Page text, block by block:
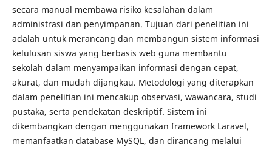
secara manual membawa risiko kesalahan dalam
administrasi dan penyimpanan. Tujuan dari penelitian ini
adalah untuk merancang dan membangun sistem informasi
kelulusan siswa yang berbasis web guna membantu
sekolah dalam menyampaikan informasi dengan cepat,
akurat, dan mudah dijangkau. Metodologi yang diterapkan
dalam penelitian ini mencakup observasi, wawancara, studi
pustaka, serta pendekatan deskriptif. Sistem ini
dikembangkan dengan menggunakan framework Laravel,
memanfaatkan database MySQL, dan dirancang melalui